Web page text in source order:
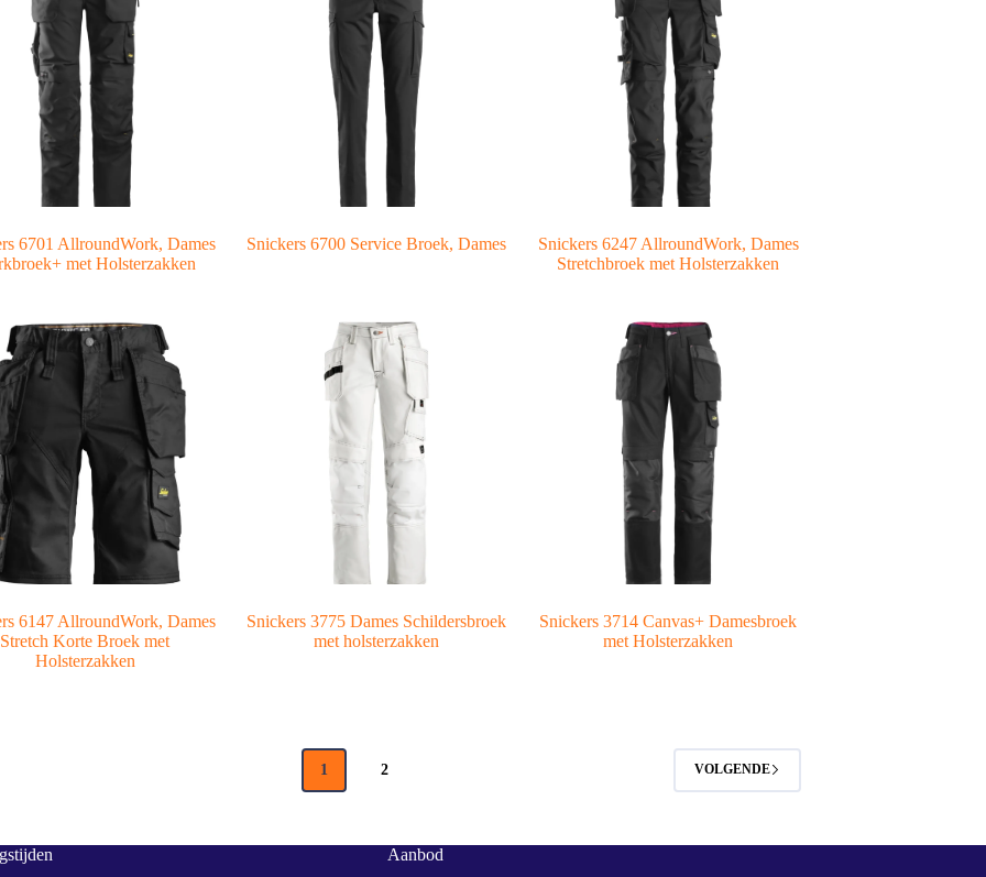
6701 AllroundWork, Dames
met Holsterzakken
Snickers 6700 Service Broek, Dames
Snickers 6247 AllroundWork, Dames
Stretchbroek met Holsterzakken
6147 AllroundWork, Dames
Stretch Korte Broek met
Holsterzakken
Snickers 3775 Dames Schildersbroek
met holsterzakken
Snickers 3714 Canvas+ Damesbroek
met Holsterzakken
1 2 VOLGENDE
Aanbod